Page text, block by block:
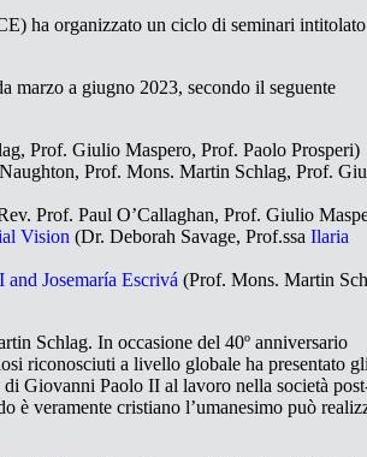
ha organizzato un ciclo di seminari intitolato
marzo a giugno 2023, secondo il seguente
Prof. Giulio Maspero, Prof. Paolo Prosperi)
Prof. Mons. Martin Schlag, Prof.
Prof. Paul O’Callaghan, Prof. Giulio
Vision (Dr. Deborah Savage, Prof.ssa Ilaria
Josemaría Escrivá (Prof. Mons. Martin
Schlag. In occasione del 40º anniversario
riconosciuti a livello globale ha presentato gli
Giovanni Paolo II al lavoro nella società
è veramente cristiano l’umanesimo può